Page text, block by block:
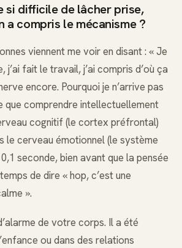
si difficile de lâcher prise,
a compris le mécanisme ?
viennent me voir en disant : « Je
j’ai fait le travail, j’ai compris d’où ça
encore. Pourquoi je n’arrive pas
que comprendre intellectuellement
cognitif (le cortex préfrontal)
le cerveau émotionnel (le système
seconde, bien avant que la pensée
de dire « hop, c’est une
».
de votre corps. Il a été
ou dans des relations